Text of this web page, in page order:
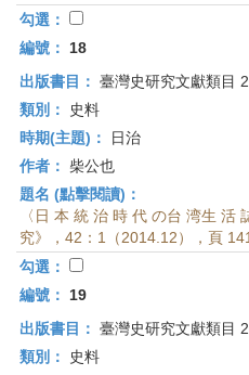
勾選：
編號：
18
出版書目： 臺灣史研究文獻類目
類別：
史料
時期(主題)：
日治
作者：
柴公也
題名 (點擊閱讀)：
〈日 本 統 治 時 代 の台 湾生 活
究》，42：1（2014.12），頁
勾選：
編號：
19
出版書目： 臺灣史研究文獻類目
類別：
史料